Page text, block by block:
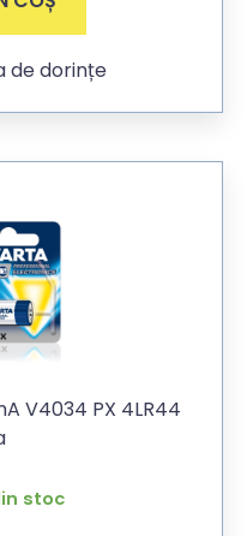
de dorințe
V4034 PX 4LR44
stoc